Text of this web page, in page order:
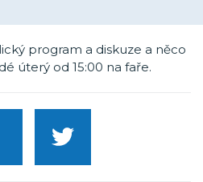
program a diskuze a něco
úterý od 15:00 na faře.